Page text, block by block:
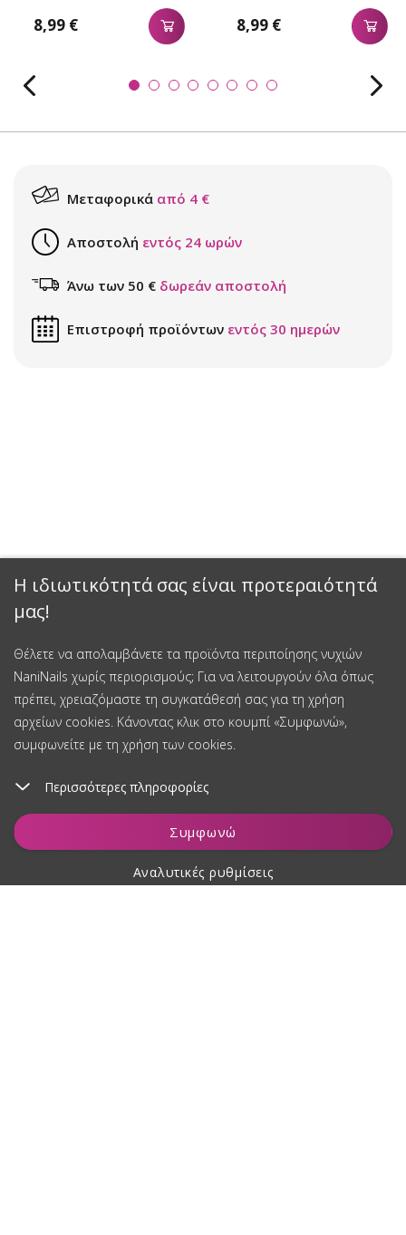
Η ιδιωτικότητά σας είναι προτεραιότητά
μας!
Θέλετε να απολαμβάνετε τα προϊόντα περιποίησης νυχιών
NaniNails χωρίς περιορισμούς; Για να λειτουργούν όλα όπως
πρέπει, χρειαζόμαστε τη συγκατάθεσή σας για τη χρήση
αρχείων cookies. Κάνοντας κλικ στο κουμπί «Συμφωνώ»,
συμφωνείτε με τη χρήση των cookies.
Περισσότερες πληροφορίες
Συμφωνώ
Αναλυτικές ρυθμίσεις
Προσθήκη στο καλάθι
8,99 € 8,99 €
Μεταφορικά από 4 €
Αποστολή εντός 24 ωρών
Άνω των 50 € δωρεάν αποστολή
Επιστροφή προϊόντων εντός 30 ημερών